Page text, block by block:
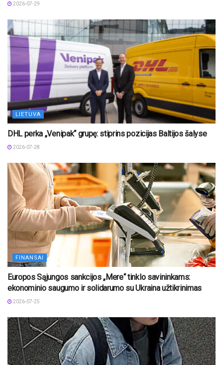
2026-07-29
LIETUVA
DHL perka „Venipak“ grupę: stiprins pozicijas Baltijos šalyse
2026-07-28
FINANSAI
Europos Sąjungos sankcijos „Mere“ tinklo savininkams:
ekonominio saugumo ir solidarumo su Ukraina užtikrinimas
2026-07-25